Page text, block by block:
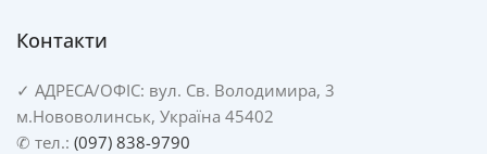
Контакти
✓ АДРЕСА/ОФІС: вул. Св. Володимира, 3
м.Нововолинськ, Україна 45402
✆ тел.: (097) 838-9790